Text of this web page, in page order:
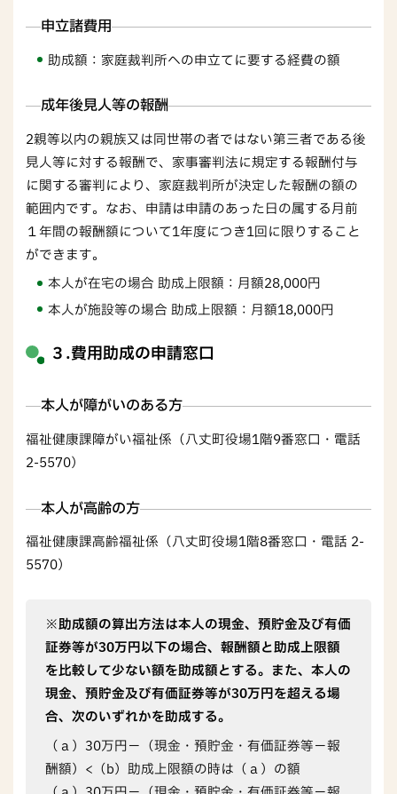
申立諸費用
助成額：家庭裁判所への申立てに要する経費の額
成年後見人等の報酬
2親等以内の親族又は同世帯の者ではない第三者である後
見人等に対する報酬で、家事審判法に規定する報酬付与
に関する審判により、家庭裁判所が決定した報酬の額の
範囲内です。なお、申請は申請のあった日の属する月前
１年間の報酬額について1年度につき1回に限りすること
ができます。
本人が在宅の場合 助成上限額：月額28,000円
本人が施設等の場合 助成上限額：月額18,000円
３.費用助成の申請窓口
本人が障がいのある方
福祉健康課障がい福祉係（八丈町役場1階9番窓口・電話
2-5570）
本人が高齢の方
福祉健康課高齢福祉係（八丈町役場1階8番窓口・電話 2-
5570）
※助成額の算出方法は本人の現金、預貯金及び有価
証券等が30万円以下の場合、報酬額と助成上限額
を比較して少ない額を助成額とする。また、本人の
現金、預貯金及び有価証券等が30万円を超える場
合、次のいずれかを助成する。
（ａ）30万円－（現金・預貯金・有価証券等－報
酬額）<（b）助成上限額の時は（ａ）の額